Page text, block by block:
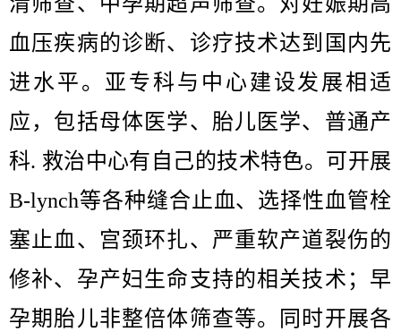
血压疾病的诊断、诊疗技术达到国内先
进水平。亚专科与中心建设发展相适
应，包括母体医学、胎儿医学、普通产
科. 救治中心有自己的技术特色。可开展
B-lynch等各种缝合止血、选择性血管栓
塞止血、宫颈环扎、严重软产道裂伤的
修补、孕产妇生命支持的相关技术；早
孕期胎儿非整倍体筛查等。同时开展各